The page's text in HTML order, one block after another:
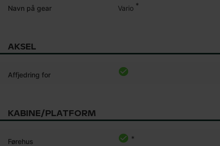
Navn på gear Vario *
AKSEL
Affjedring for
KABINE/PLATFORM
Førehus *